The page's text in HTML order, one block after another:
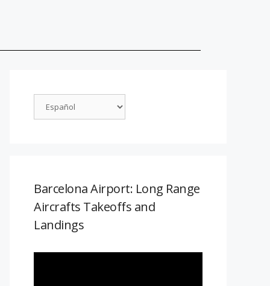
Barcelona Airport: Long Range
Aircrafts Takeoffs and
Landings